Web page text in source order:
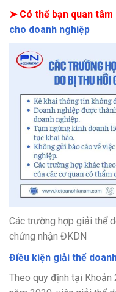
➤ Có thể bạn quan tâm
cho doanh nghiệp
Các trường hợp giải thể
chứng nhận ĐKDN
Điều kiện giải thể
Theo quy định tại Khoản